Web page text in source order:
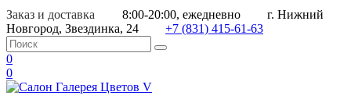
Заказ и доставка 8:00-20:00, ежедневно
г. Нижний
Новгород, Звездинка, 24
+7 (831) 415-61-63
0
0